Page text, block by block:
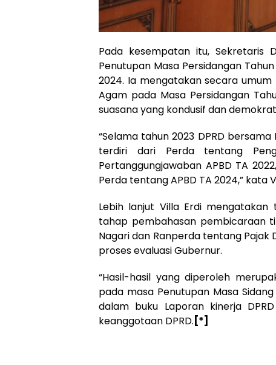
Pada kesempatan itu, Sekretaris
Penutupan Masa Persidangan
2024. Ia mengatakan secara umum
Agam pada Masa Persidangan
suasana yang kondusif dan
“Selama tahun 2023 DPRD
terdiri dari Perda tentang
Pertanggungjawaban APBD TA
Perda tentang APBD TA 2024,” kata
Lebih lanjut Villa Erdi
tahap pembahasan pembicaraan
Nagari dan Ranperda tentang Pajak
proses evaluasi Gubernur.
“Hasil-hasil yang diperoleh
pada masa Penutupan Masa
dalam buku Laporan kinerja
keanggotaan DPRD. [*]